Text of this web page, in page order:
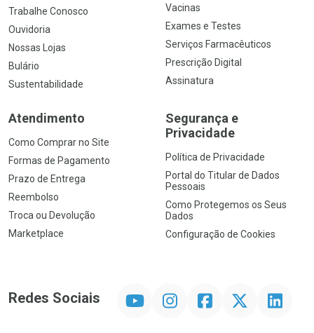
Trabalhe Conosco
Ouvidoria
Nossas Lojas
Bulário
Sustentabilidade
Vacinas
Exames e Testes
Serviços Farmacêuticos
Prescrição Digital
Assinatura
Atendimento
Como Comprar no Site
Formas de Pagamento
Prazo de Entrega
Reembolso
Troca ou Devolução
Marketplace
Segurança e
Privacidade
Política de Privacidade
Portal do Titular de Dados
Pessoais
Como Protegemos os Seus
Dados
Configuração de Cookies
Redes Sociais InstagramFacebookTwitter Linkedin